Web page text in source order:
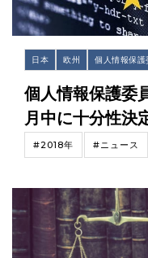
日本 欧州 個人情報保護
個人情報保護委
月中に十分性決
#2018年 #ニュース